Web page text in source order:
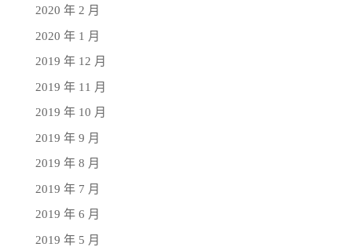
2020 年 2 月
2020 年 1 月
2019 年 12 月
2019 年 11 月
2019 年 10 月
2019 年 9 月
2019 年 8 月
2019 年 7 月
2019 年 6 月
2019 年 5 月